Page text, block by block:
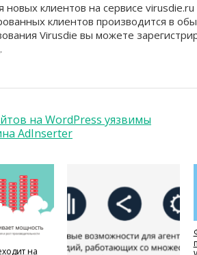
новых клиентов на сервисе
клиентов производится в
Virusdie вы можете
.
на WordPress уязвимы
AdInserter
на